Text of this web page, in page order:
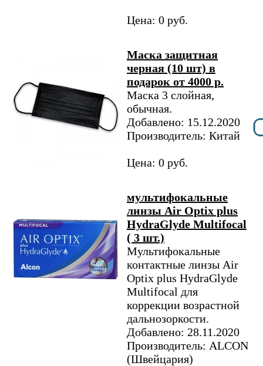
Цена: 0 руб.
Маска защитная
черная (10 шт) в
подарок от 4000 р.
Маска 3 слойная,
обычная.
Добавлено: 15.12.2020
Производитель: Китай
Цена: 0 руб.
мультифокальные
линзы Air Optix plus
HydraGlyde Multifocal
( 3 шт.)
Мультифокальные
контактные линзы Air
Optix plus HydraGlyde
Multifocal для
коррекции возрастной
дальнозоркости.
Добавлено: 28.11.2020
Производитель: ALCON
(Швейцария)